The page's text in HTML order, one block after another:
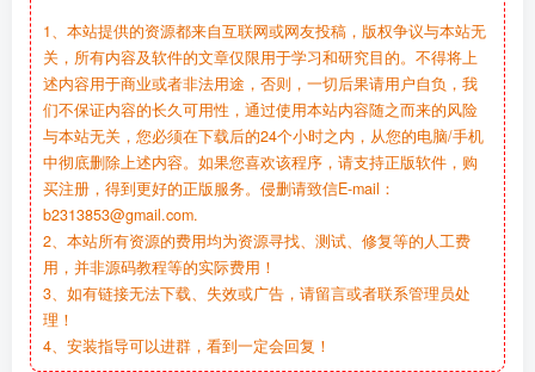
1、本站提供的资源都来自互联网或网友投稿，版权争议与本站无
关，所有内容及软件的文章仅限用于学习和研究目的。不得将上
述内容用于商业或者非法用途，否则，一切后果请用户自负，我
们不保证内容的长久可用性，通过使用本站内容随之而来的风险
与本站无关，您必须在下载后的24个小时之内，从您的电脑/手机
中彻底删除上述内容。如果您喜欢该程序，请支持正版软件，购
买注册，得到更好的正版服务。侵删请致信E-mail：
b2313853@gmail.com.
2、本站所有资源的费用均为资源寻找、测试、修复等的人工费
用，并非源码教程等的实际费用！
3、如有链接无法下载、失效或广告，请留言或者联系管理员处
理！
4、安装指导可以进群，看到一定会回复！